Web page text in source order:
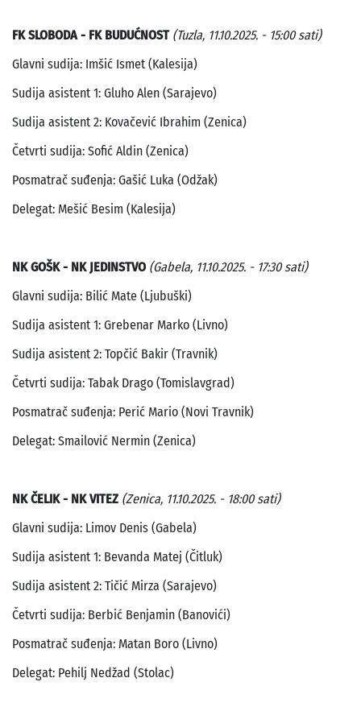
FK SLOBODA - FK BUDUĆNOST (Tuzla, 11.10.2025. - 15:00 sati)
Glavni sudija: Imšić Ismet (Kalesija)
Sudija asistent 1: Gluho Alen (Sarajevo)
Sudija asistent 2: Kovačević Ibrahim (Zenica)
Četvrti sudija: Sofić Aldin (Zenica)
Posmatrač suđenja: Gašić Luka (Odžak)
Delegat: Mešić Besim (Kalesija)
NK GOŠK - NK JEDINSTVO (Gabela, 11.10.2025. - 17:30 sati)
Glavni sudija: Bilić Mate (Ljubuški)
Sudija asistent 1: Grebenar Marko (Livno)
Sudija asistent 2: Topčić Bakir (Travnik)
Četvrti sudija: Tabak Drago (Tomislavgrad)
Posmatrač suđenja: Perić Mario (Novi Travnik)
Delegat: Smailović Nermin (Zenica)
NK ČELIK - NK VITEZ (Zenica, 11.10.2025. - 18:00 sati)
Glavni sudija: Limov Denis (Gabela)
Sudija asistent 1: Bevanda Matej (Čitluk)
Sudija asistent 2: Tičić Mirza (Sarajevo)
Četvrti sudija: Berbić Benjamin (Banovići)
Posmatrač suđenja: Matan Boro (Livno)
Delegat: Pehilj Nedžad (Stolac)